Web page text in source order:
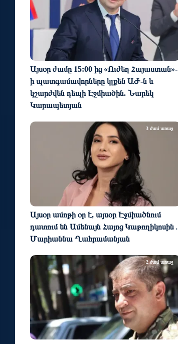
Այսօր ժամը 15:00 ից «Ուժեղ Հայաստան»-
ի պատգամավորները կլքեն ԱԺ-ն և
կշարժվեն դեպի Էջմիածին. Նարեկ
Կարապետյան
Այսօր ամոթի օր է, այսօր Էջմիածնում
դատում են Ամենայն Հայոց Կաթողիկոսին․
Մարիաննա Ղահրամանյան
3 ժամ առաջ
2 ժամ առաջ